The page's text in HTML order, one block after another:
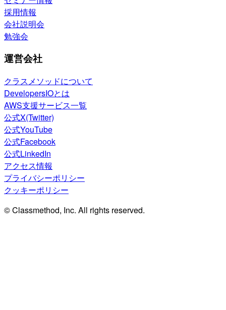
採用情報
会社説明会
勉強会
運営会社
クラスメソッドについて
DevelopersIOとは
AWS支援サービス一覧
公式X(Twitter)
公式YouTube
公式Facebook
公式LinkedIn
アクセス情報
プライバシーポリシー
クッキーポリシー
© Classmethod, Inc. All rights reserved.